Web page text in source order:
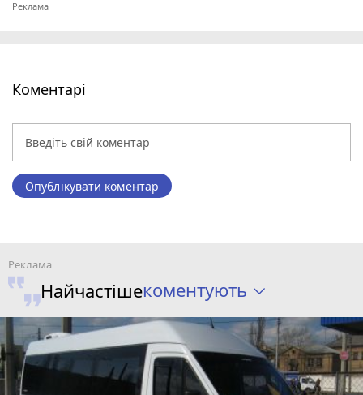
Коментарі
Опублікувати коментар
Найчастішекоментують